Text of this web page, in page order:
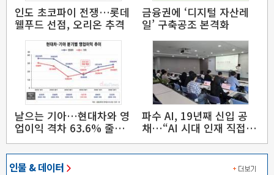
인도 초코파이 전쟁…롯데
웰푸드 선점, 오리온 추격
금융권에 ‘디지털 자산레
일’ 구축공조 본격화
날으는 기아…현대차와 영
업이익 격차 63.6% 줄였
다
파수 AI, 19년째 신입 공
채…“AI 시대 인재 직접 키
운다”
인물 & 데이터